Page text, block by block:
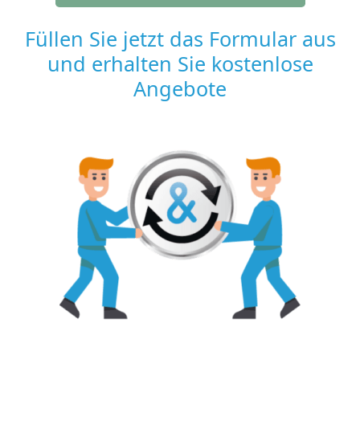
Füllen Sie jetzt das Formular aus
und erhalten Sie kostenlose
Angebote